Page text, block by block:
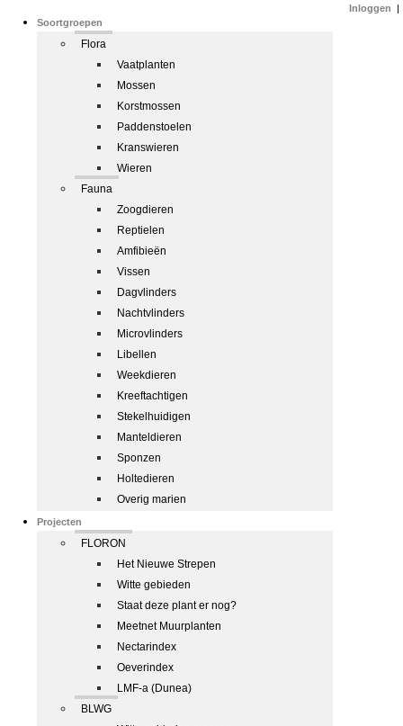
Soortgroepen
Flora
Vaatplanten
Mossen
Korstmossen
Paddenstoelen
Kranswieren
Wieren
Fauna
Zoogdieren
Reptielen
Amfibieën
Vissen
Dagvlinders
Nachtvlinders
Microvlinders
Libellen
Weekdieren
Kreeftachtigen
Stekelhuidigen
Manteldieren
Sponzen
Holtedieren
Overig marien
Projecten
FLORON
Het Nieuwe Strepen
Witte gebieden
Staat deze plant er nog?
Meetnet Muurplanten
Nectarindex
Oeverindex
LMF-a (Dunea)
BLWG
Inloggen |